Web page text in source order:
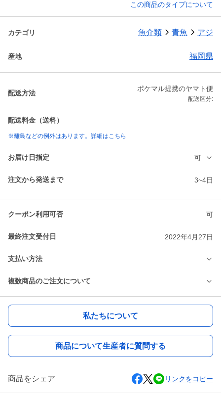
この商品のタイプについて
カテゴリ 魚介類 青魚 アジ
産地 福岡県
配送方法
ポケマル提携のヤマト便
配送区分:
配送料金（送料）
※離島などの例外はあります。詳細はこちら
お届け日指定 可
注文から発送まで 3~4日
クーポン利用可否 可
最終注文受付日 2022年4月27日
支払い方法
複数商品のご注文について
私たちについて
商品について生産者に質問する
商品をシェア リンクをコピー